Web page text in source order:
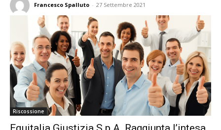
Francesco Spalluto - 27 Settembre 2021
Riscossione